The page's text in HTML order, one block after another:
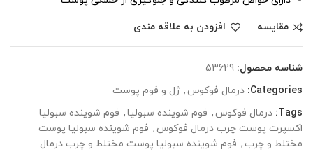
مقایسه
افزودن به علاقه مندی
شناسه محصول: 53629
Categories: درمال فوکوس , ژل و فوم پوست
Tags: درمال فوکوس , فوم شوینده سبولیا, فوم شوینده سبولیا
اکسپرت پوست چرب درمال فوکوس , فوم شوینده سبولیا پوست
مختلط و چرب , فوم شوینده سبولیا پوست مختلط و چرب درمال